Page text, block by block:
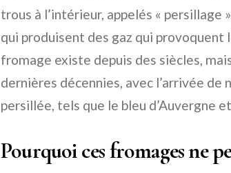
trous à l’intérieur, appelés «
qui produisent des gaz qui provoquent
fromage existe depuis des siècles,
dernières décennies, avec l’arrivée
persillée, tels que le bleu d’Auvergne
Pourquoi ces fromages ne